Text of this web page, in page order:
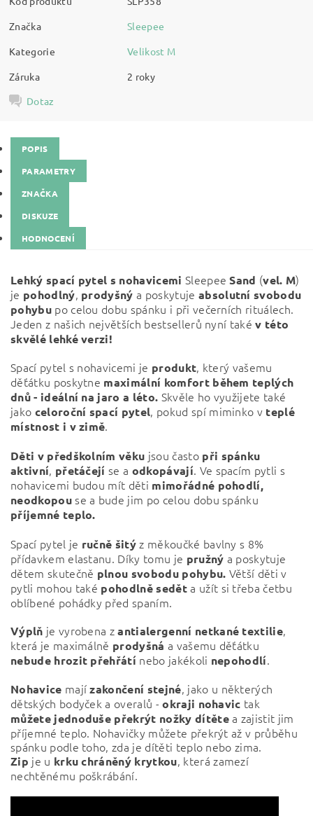
Značka
Sleepee
Kategorie
Velikost M
Záruka
2 roky
Dotaz
POPIS
PARAMETRY
ZNAČKA
DISKUZE
HODNOCENÍ
Lehký spací pytel s nohavicemi SleepeeSand (vel. M)
je pohodlný, prodyšný a poskytuje absolutní svobodu
pohybupo celou dobu spánku i při večerních rituálech.
Jeden z našich největších bestsellerů nyní takév této
skvělé lehké verzi!
Spací pytel s nohavicemi je produkt, který vašemu
děťátku poskytne maximální komfort během teplých
dnů - ideální na jaro a léto. Skvěle ho využijete také
jako celoroční spací pytel, pokud spí miminko v teplé
místnost i v zimě.
Děti v předškolním věku jsou často při spánku
aktivní, přetáčejí se a odkopávají. Ve spacím pytli s
nohavicemi budou mít děti mimořádné pohodlí,
neodkopouse a bude jim po celou dobu spánku
příjemné teplo.
Spací pytel je ručně šitýz měkoučké bavlny s 8%
přídavkem elastanu. Díky tomu je pružný a poskytuje
dětem skutečně plnou svobodu pohybu. Větší děti v
pytli mohou také pohodlně seděta užít si třeba četbu
oblíbené pohádky před spaním.
Výplň je vyrobena zantialergenní netkané textilie,
která je maximálně prodyšná a vašemu děťátku
nebude hrozit přehřátí nebo jakékoli nepohodlí.
Nohavice majízakončení stejné, jako u některých
dětských bodyček a overalů - okraji nohavic tak
můžete jednoduše překrýt nožky dítětea zajistit jim
příjemné teplo. Nohavičky můžete překrýt až v průběhu
spánku podle toho, zda je dítěti teplo nebo zima.
Zip je u krku chráněný krytkou, která zamezí
nechtěnému poškrábání.